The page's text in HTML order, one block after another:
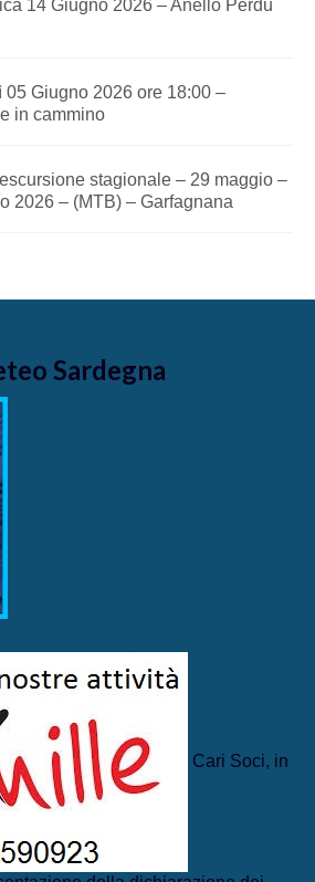
14 Giugno 2026 – Anello Perdu
05 Giugno 2026 ore 18:00 –
in cammino
stagionale – 29 maggio –
2026 – (MTB) – Garfagnana
Sardegna
Cari Soci, in